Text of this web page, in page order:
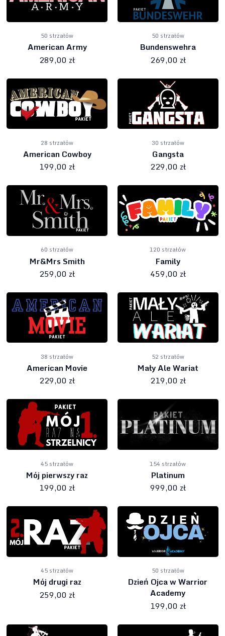
50 strzałów
American Army
289,00 zł
50 strzałów
Bundenswehra
269,00 zł
28 strzałów
American Cowboy
199,00 zł
30 strzałów
Gangsta
229,00 zł
60 strzałów
Mr&Mrs Smith
259,00 zł
120 strzałów
Family
459,00 zł
38 strzałów
American Movie
229,00 zł
52 strzałów
Mały Ale Wariat
219,00 zł
45 strzałów
Mój pierwszy raz
199,00 zł
154 strzałów
Platinum
999,00 zł
45 strzałów
Mój drugi raz
259,00 zł
50 strzałów
Dzień Ojca w Warrior
Academy
199,00 zł